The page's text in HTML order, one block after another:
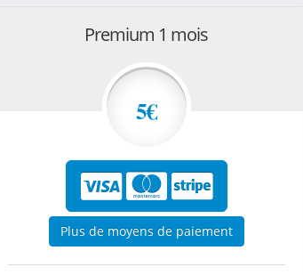
Premium 1 mois
5€
Plus de moyens de paiement